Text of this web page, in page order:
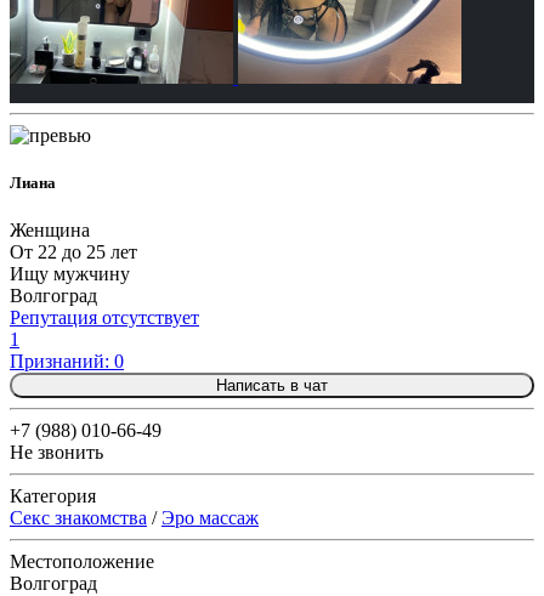
Лиана
Женщина
От 22 до 25 лет
Ищу мужчину
Волгоград
Репутация отсутствует
1
Признаний: 0
Написать в чат
+7 (988) 010-66-49
Не звонить
Категория
Секс знакомства /Эро массаж
Местоположение
Волгоград